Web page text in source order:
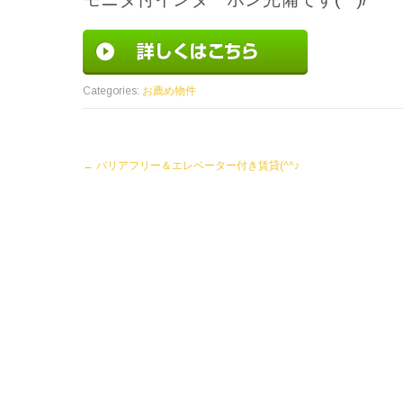
Categories: お薦め物件
Post
← バリアフリー＆エレベーター付き賃貸(^^♪